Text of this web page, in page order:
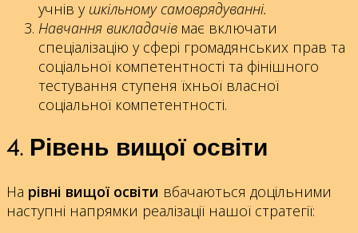
учнів у шкільному самоврядуванні.
Навчання викладачів має включати
спеціалізацію у сфері громадянських прав та
соціальної компетентності та фінішного
тестування ступеня їхньої власної
соціальної компетентності.
4. Рівень вищої освіти
На рівні вищої освіти вбачаються доцільними
наступні напрямки реалізації нашої стратегії: